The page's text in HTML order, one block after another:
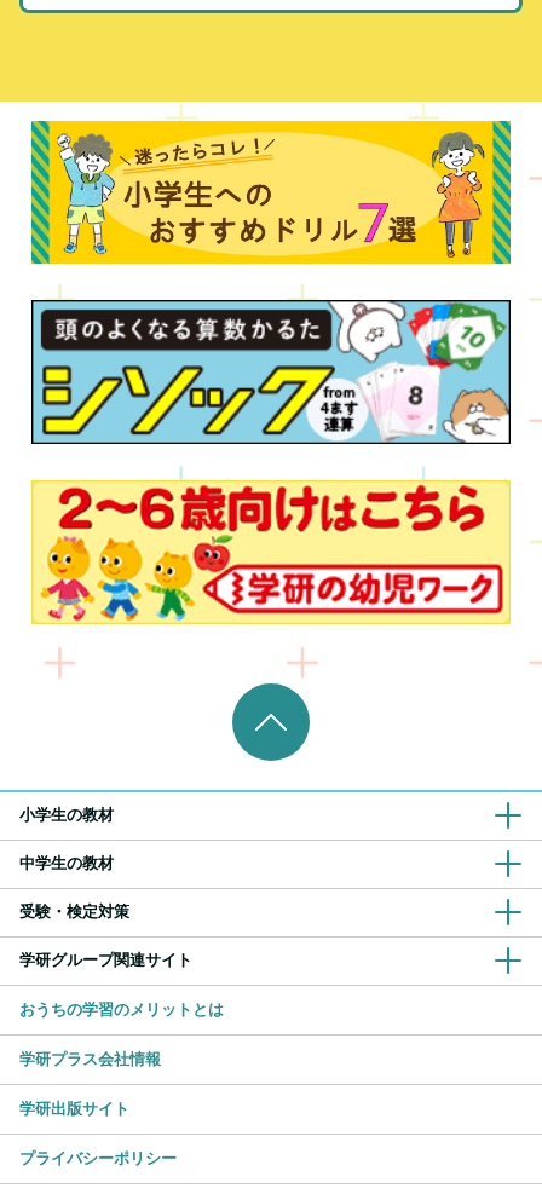
小学生の教材
中学生の教材
受験・検定対策
学研グループ関連サイト
おうちの学習のメリットとは
学研プラス会社情報
学研出版サイト
プライバシーポリシー